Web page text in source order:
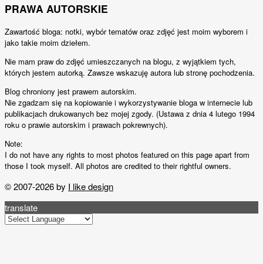
PRAWA AUTORSKIE
Zawartość bloga: notki, wybór tematów oraz zdjęć jest moim wyborem i
jako takie moim dziełem.
Nie mam praw do zdjęć umieszczanych na blogu, z wyjątkiem tych,
których jestem autorką. Zawsze wskazuję autora lub stronę pochodzenia.
Blog chroniony jest prawem autorskim.
Nie zgadzam się na kopiowanie i wykorzystywanie bloga w internecie lub
publikacjach drukowanych bez mojej zgody. (Ustawa z dnia 4 lutego 1994
roku o prawie autorskim i prawach pokrewnych).
Note:
I do not have any rights to most photos featured on this page apart from
those I took myself. All photos are credited to their rightful owners.
© 2007-2026 by I like design
translate